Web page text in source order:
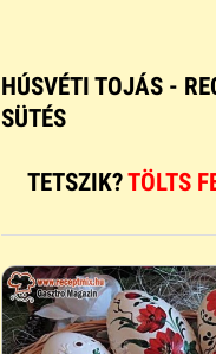
HÚSVÉTI TOJÁS -
SÜTÉS
TETSZIK?TÖLTS